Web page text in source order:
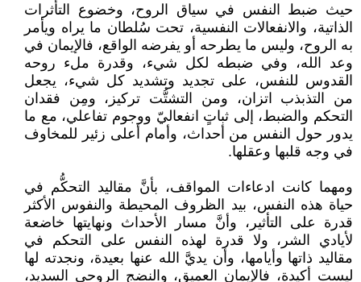
حيث ضبط النفس في سياق الروح، وخضوع التأثرات
الذاتية، والانفعالات النفسية، تحت سُلطان ما يراه ويأمر
به الروح، وليس ما يطرحه أو يفرضه الواقع، فالإيمان في
وعد الله، وفي ضبطه لكل شيء، وقدرة ملء روحه
القدوس للنفس، على تجديد وتشديد كل شيء، يجعل
من التذبذب اتزان، ومن التشتُّت تركيز، ومِن فقدان
التحكم والضبط، إلى ثباتٍ انفعاليّ ووجوم تفاعلي، مع ما
يدور حول النفس من أحداث، وأمام أعلى زئير للمخاوف
في وجه قلبها وعقلها.
ومهما كانت ادعاءات المواقف، بأنَّ مقاليد التحكُّم في
حياة هذه النفس، بيد الظروف المحيطة والنفوس الأكثر
قدرة على التأثير، وأنَّ مسار الأحداث ونهايتها خاضعة
لأيادي الشر، ولا قدرة لهذه النفس على التحكم في
مقاليد ذاتها وأيامها، وأن يديَّ الله عنها بعيدة، ونجدته لها
ليست أكيدة، فالإيمان العميق، والنضج الروحي السديد،